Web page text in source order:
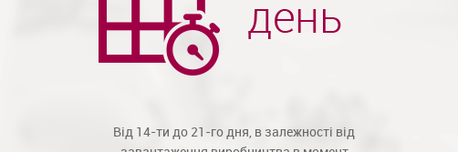
Від 14-ти до 21-го дня, в залежності від